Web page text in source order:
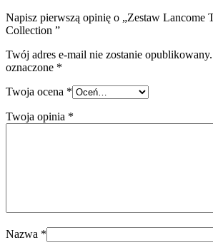
Napisz pierwszą opinię o „Zestaw Lancome
Collection ”
Twój adres e-mail nie zostanie opublikowany.
oznaczone *
Twoja ocena *
Twoja opinia *
Nazwa *